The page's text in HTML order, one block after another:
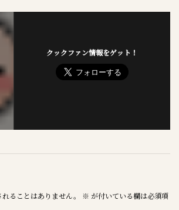
クックファン情報をゲット！
ることはありません。 ※ が付いている欄は必須項